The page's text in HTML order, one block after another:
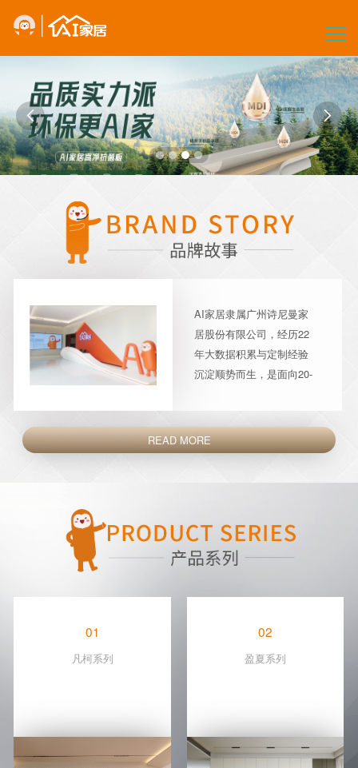
关于我们
产品中心
核心优势
加盟指引
合作与联系
订单查询
 
AI家居隶属广州诗尼曼家
居股份有限公司，经历22
年大数据积累与定制经验
沉淀顺势而生，是面向20-
…
READ MORE
01
凡柯系列
02
盈夏系列